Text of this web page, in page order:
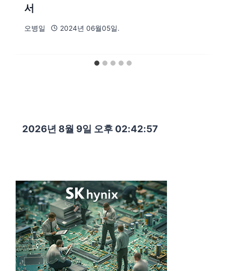
서
오병일 2024년 06월05일.
2026년 8월 9일 오후 02:42:58